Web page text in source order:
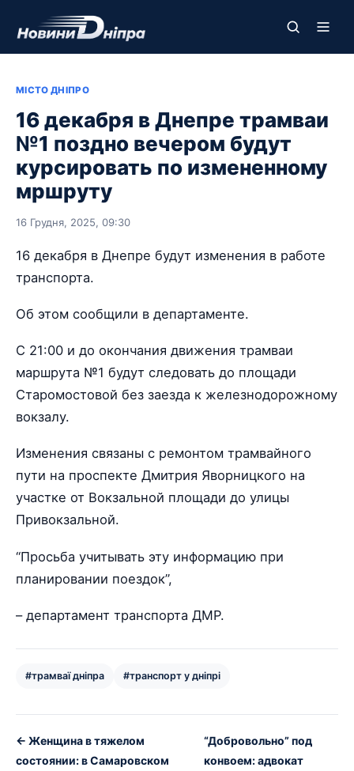
МІСТО ДНІПРО
16 декабря в Днепре трамваи
№1 поздно вечером будут
курсировать по измененному
мршруту
16 Грудня, 2025, 09:30
16 декабря в Днепре будут изменения в работе
транспорта.
Об этом сообщили в департаменте.
С 21:00 и до окончания движения трамваи
маршрута №1 будут следовать до площади
Старомостовой без заезда к железнодорожному
вокзалу.
Изменения связаны с ремонтом трамвайного
пути на проспекте Дмитрия Яворницкого на
участке от Вокзальной площади до улицы
Привокзальной.
“Просьба учитывать эту информацию при
планировании поездок”,
– департамент транспорта ДМР.
#трамваї дніпра #транспорт у дніпрі
← Женщина в тяжелом
состоянии: в Самаровском
“Добровольно” под
конвоем: адвокат